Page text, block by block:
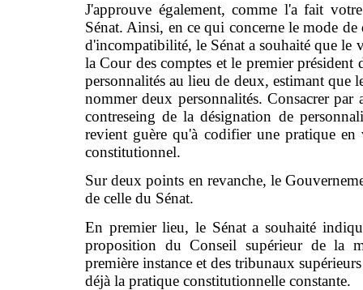
J'approuve également, comme l'a fait
Sénat. Ainsi, en ce qui concerne le mode
d'incompatibilité, le Sénat a souhaité que le
la Cour des comptes et le premier
personnalités au lieu de deux, estimant que
nommer deux personnalités. Consacrer
contreseing de la désignation de
revient guère qu'à codifier une pratique
constitutionnel.
Sur deux points en revanche, le
de celle du Sénat.
En premier lieu, le Sénat a souhaité
proposition du Conseil supérieur de la
première instance et des tribunaux
déjà la pratique constitutionnelle constante.